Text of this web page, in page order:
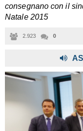
consegnano con il
Natale 2015
2.923 0